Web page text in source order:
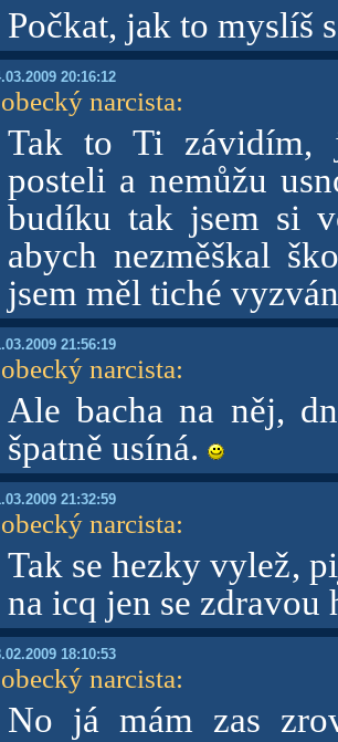
Počkat, jak to myslíš
20:16:12
narcista:
Tak to Ti závidím,
posteli a nemůžu
budíku tak jsem si
abych nezměškal
jsem měl tiché
21:56:19
narcista:
Ale bacha na něj,
špatně usíná.
21:32:59
narcista:
Tak se hezky vylež,
na icq jen se
18:10:53
narcista:
No já mám zas